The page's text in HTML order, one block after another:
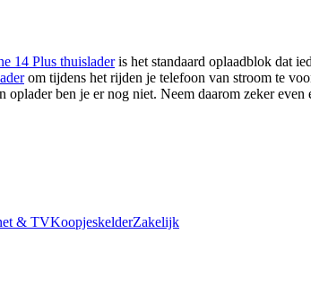
14 Plus thuisladeris het standaard oplaadblok dat
om tijdens het rijden je telefoon van stroom te
ben je er nog niet. Neem daarom zeker
& TVKoopjeskelderZakelijk